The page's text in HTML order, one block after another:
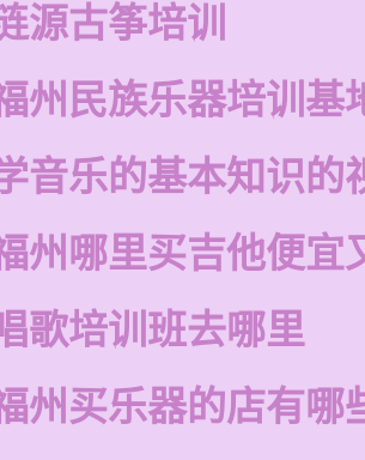
源古筝培训
州民族乐器培训基
音乐的基本知识的
州哪里买吉他便宜
歌培训班去哪里
州买乐器的店有哪